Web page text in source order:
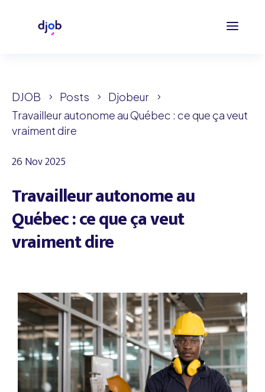
DJOB 5 Posts 5 Djobeur 5
Travailleur autonome au Québec : ce que ça veut
vraiment dire
26 Nov 2025
Travailleur autonome au
Québec : ce que ça veut
vraiment dire